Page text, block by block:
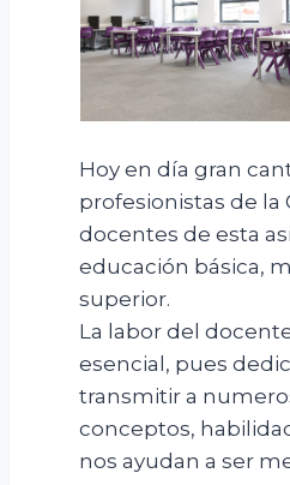
Hoy en día gran
profesionistas de la
docentes de esta
educación básica,
superior.
La labor del
esencial, pues
transmitir a
conceptos,
nos ayudan a ser